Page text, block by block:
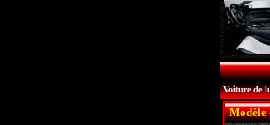
Voiture de
Modèle